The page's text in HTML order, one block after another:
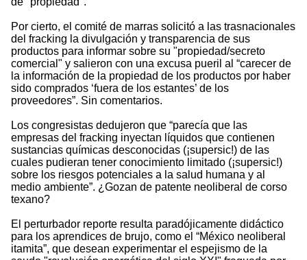
Por cierto, el comité de marras solicitó a las trasnacionales
del fracking la divulgación y transparencia de sus
productos para informar sobre su "propiedad/secreto
comercial" y salieron con una excusa pueril al “carecer de
la información de la propiedad de los productos por haber
sido comprados ‘fuera de los estantes’ de los
proveedores”. Sin comentarios.
Los congresistas dedujeron que “parecía que las
empresas del fracking inyectan líquidos que contienen
sustancias químicas desconocidas (¡supersic!) de las
cuales pudieran tener conocimiento limitado (¡supersic!)
sobre los riesgos potenciales a la salud humana y al
medio ambiente”. ¿Gozan de patente neoliberal de corso
texano?
El perturbador reporte resulta paradójicamente didáctico
para los aprendices de brujo, como el “México neoliberal
itamita”, que desean experimentar el espejismo de la